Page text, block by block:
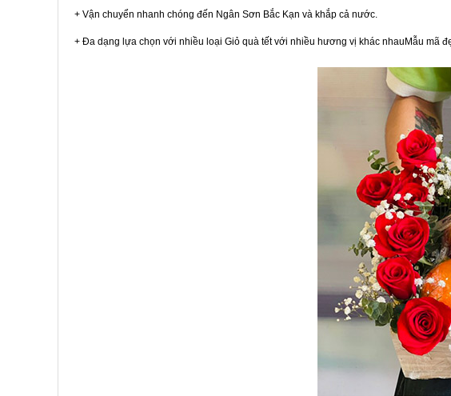
+ Vận chuyển nhanh chóng đến Ngân Sơn Bắc Kạn và khắp cả nước.
+ Đa dạng lựa chọn với nhiều loại Giỏ quà tết với nhiều hương vị khác nhauMẫu mã